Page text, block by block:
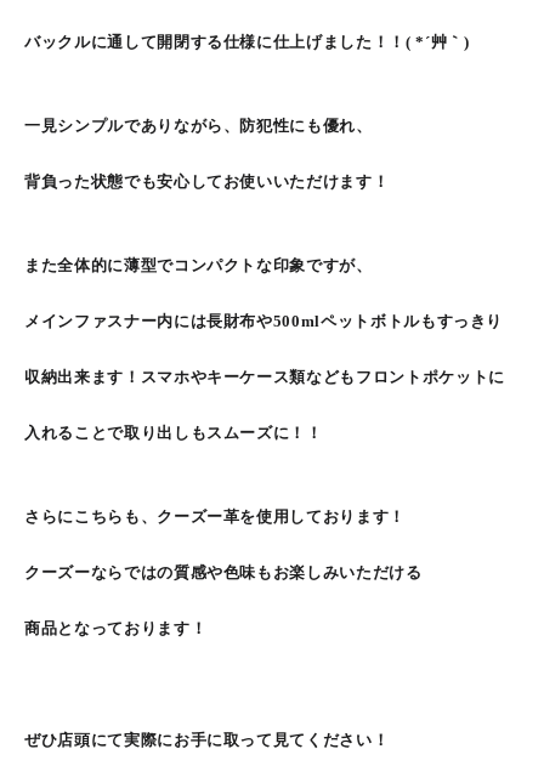
バックルに通して開閉する仕様に仕上げました！！( *´艸｀)
一見シンプルでありながら、防犯性にも優れ、
背負った状態でも安心してお使いいただけます！
また全体的に薄型でコンパクトな印象ですが、
メインファスナー内には長財布や500mlペットボトルもすっきり
収納出来ます！スマホやキーケース類などもフロントポケットに
入れることで取り出しもスムーズに！！
さらにこちらも、クーズー革を使用しております！
クーズーならではの質感や色味もお楽しみいただける
商品となっております！
ぜひ店頭にて実際にお手に取って見てください！